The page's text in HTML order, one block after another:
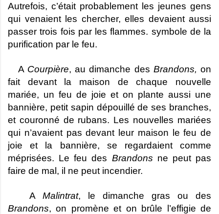
Autrefois, c’était probablement les jeunes gens
qui venaient les chercher, elles devaient aussi
passer trois fois par les flammes. symbole de la
purification par le feu.
A Courpière, au dimanche des Brandons, on
fait devant la maison de chaque nouvelle
mariée, un feu de joie et on plante aussi une
bannière, petit sapin dépouillé de ses branches,
et couronné de rubans. Les nouvelles mariées
qui n’avaient pas devant leur maison le feu de
joie et la bannière, se regardaient comme
méprisées. Le feu des Brandons ne peut pas
faire de mal, il ne peut incendier.
A Malintrat, le dimanche gras ou des
Brandons, on promène et on brûle l’effigie de